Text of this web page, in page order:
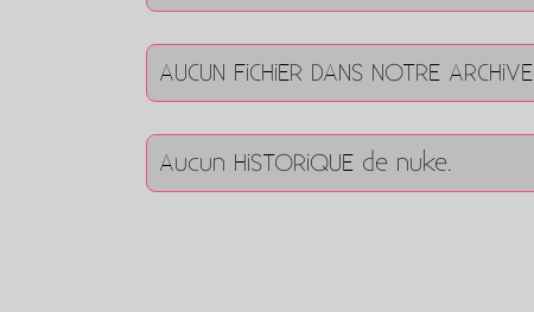
AUCUN FiCHiER DANS NOTRE ARCHiVE
Aucun HiSTORiQUE de nuke.